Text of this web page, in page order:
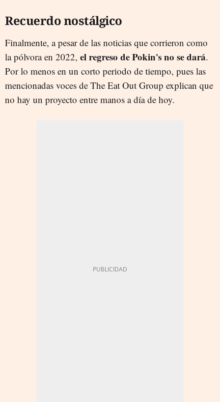
Recuerdo nostálgico
Finalmente, a pesar de las noticias que corrieron como
la pólvora en 2022, el regreso de Pokin's no se dará.
Por lo menos en un corto periodo de tiempo, pues las
mencionadas voces de The Eat Out Group explican que
no hay un proyecto entre manos a día de hoy.